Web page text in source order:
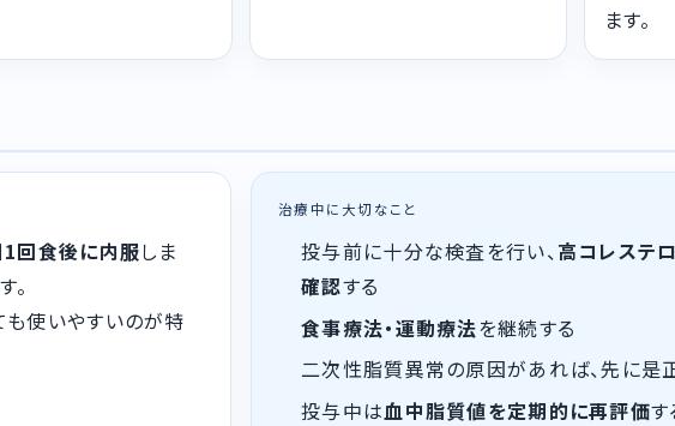
ます。
回食後に内服しま
。
も使いやすいのが特
治療中に大切なこと
投与前に十分な検査を行い、高コレステ
確認する
食事療法・運動療法を継続する
二次性脂質異常の原因があれば、先に是
投与中は血中脂質値を定期的に再評価す